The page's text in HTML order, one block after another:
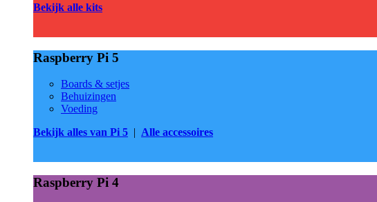
Bekijk alle kits
Raspberry Pi 5
Boards & setjes
Behuizingen
Voeding
Bekijk alles van Pi 5 | Alle accessoires
Raspberry Pi 4